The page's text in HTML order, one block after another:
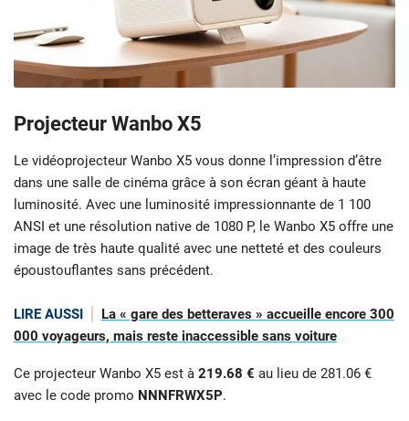
Projecteur Wanbo X5
Le vidéoprojecteur Wanbo X5 vous donne l’impression d’être
dans une salle de cinéma grâce à son écran géant à haute
luminosité. Avec une luminosité impressionnante de 1 100
ANSI et une résolution native de 1080 P, le Wanbo X5 offre une
image de très haute qualité avec une netteté et des couleurs
époustouflantes sans précédent.
LIRE AUSSI
La « gare des betteraves » accueille encore 300
000 voyageurs, mais reste inaccessible sans voiture
Ce projecteur Wanbo X5 est à 219.68 € au lieu de 281.06 €
avec le code promo NNNFRWX5P.